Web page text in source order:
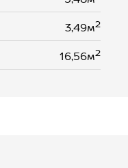
3,49м2
16,56м2